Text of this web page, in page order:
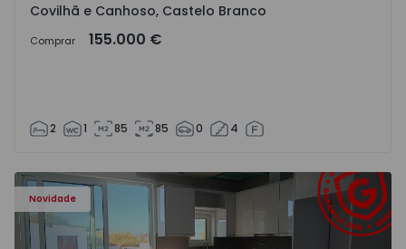
Covilhã e Canhoso, Castelo Branco
Comprar 155.000 €
2 1 85 85 0 4
Novidade
Moradia T2 Abrantes, Pego - 1575171 - 9